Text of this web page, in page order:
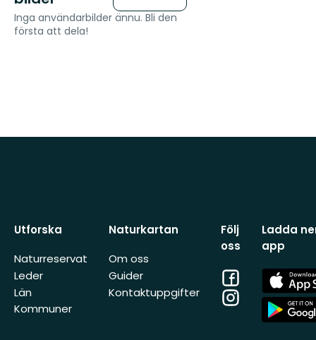
Inga användarbilder ännu. Bli den
första att dela!
Utforska
Naturreservat
Leder
Län
Kommuner
Naturkartan
Om oss
Guider
Kontaktuppgifter
Följ
oss
Facebook
Instagram
Ladda
app
App
Store
App
Store